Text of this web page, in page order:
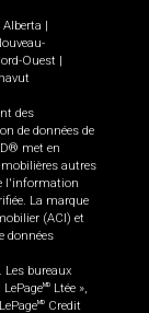
Alberta |
Ouest |
des
de données de
met en
autres
l'information
La marque
(ACI) et
données
Les bureaux
MD
Ltée »,
MD
Credit